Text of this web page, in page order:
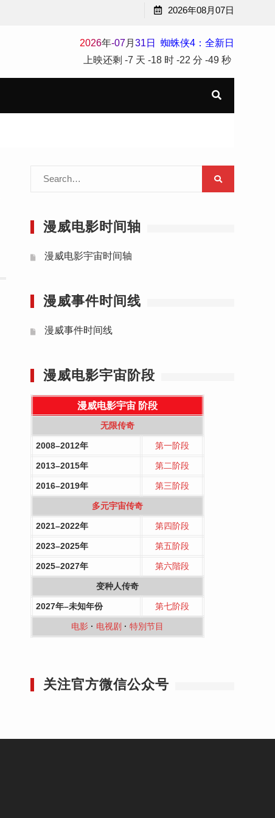
2026年08月07日
2026年-07月 31 日
蜘蛛侠4：全新日
上映还剩 -7 天 -18 时 -22 分 -50 秒
Search
漫威电影时间轴
漫威电影宇宙时间轴
漫威事件时间线
漫威事件时间线
漫威电影宇宙阶段
漫威电影宇宙 阶段
无限传奇
2008–2012年 第一阶段
2013–2015年 第二阶段
2016–2019年 第三阶段
多元宇宙传奇
2021–2022年 第四阶段
2023–2025年 第五阶段
2025–2027年 第六階段
变种人传奇
2027年–未知年份 第七阶段
电影 · 电视剧 · 特別节目
关注官方微信公众号